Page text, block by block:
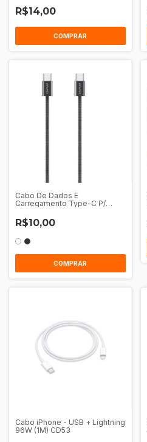
R$14,00
COMPRAR
Cabo De Dados E
Carregamento Type-C P/
R$10,00
COMPRAR
Cabo iPhone - USB + Lightning
96W (1M) CD53